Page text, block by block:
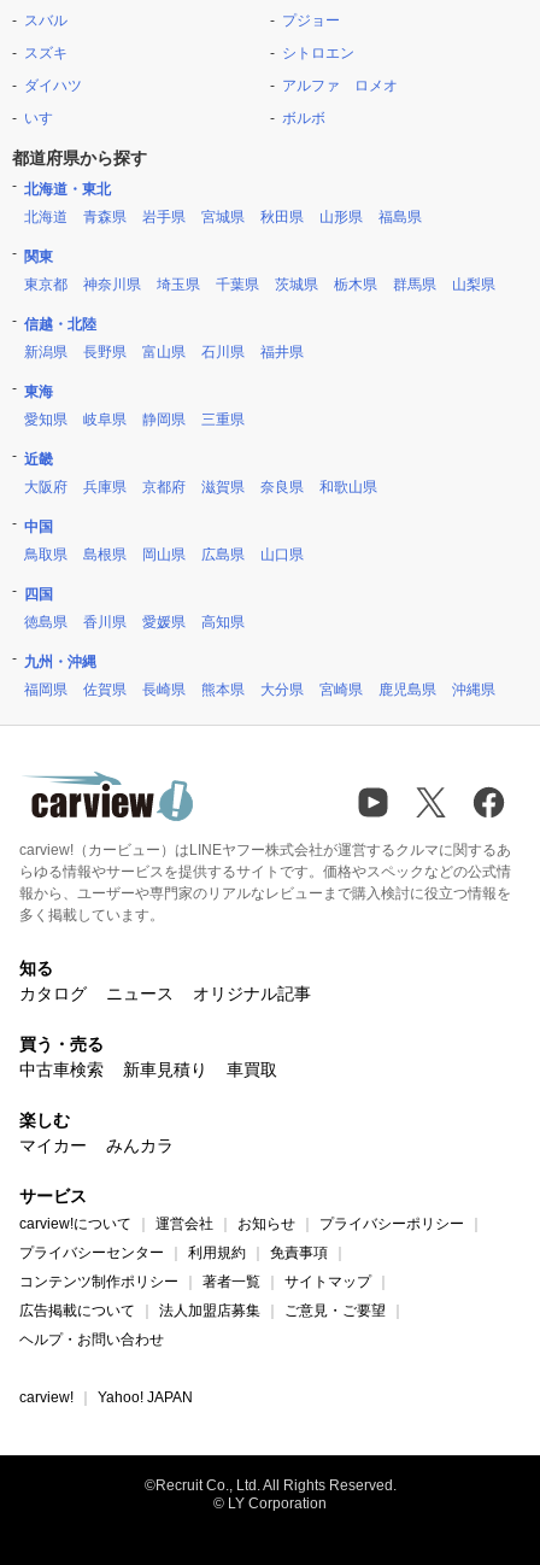
スバル
スズキ
ダイハツ
いすゞ
プジョー
シトロエン
アルファ ロメオ
ボルボ
都道府県から探す
北海道・東北
北海道
青森県 岩手県 宮城県 秋田県 山形県 福島県
関東
東京都
神奈川県 埼玉県 千葉県 茨城県 栃木県 群馬県 山梨県
信越・北陸
新潟県
長野県 富山県 石川県 福井県
東海
愛知県
岐阜県 静岡県 三重県
近畿
大阪府
兵庫県 京都府 滋賀県 奈良県 和歌山県
中国
鳥取県
島根県 岡山県 広島県 山口県
四国
徳島県
香川県 愛媛県 高知県
九州・沖縄
福岡県
佐賀県 長崎県 熊本県 大分県 宮崎県 鹿児島県 沖縄県
carview!（カービュー）はLINEヤフー株式会社が運営するクルマに関するあ
らゆる情報やサービスを提供するサイトです。価格やスペックなどの公式情
報から、ユーザーや専門家のリアルなレビューまで購入検討に役立つ情報を
多く掲載しています。
知る
カタログ
ニュース オリジナル記事
買う・売る
中古車検索
新車見積り 車買取
楽しむ
マイカー
みんカラ
サービス
carview!について 運営会社 お知らせ
プライバシーポリシー
プライバシーセンター
利用規約
免責事項
コンテンツ制作ポリシー
著者一覧
サイトマップ
広告掲載について
法人加盟店募集
ご意見・ご要望
ヘルプ・お問い合わせ
carview! Yahoo! JAPAN
©Recruit Co., Ltd. All Rights Reserved.
© LY Corporation